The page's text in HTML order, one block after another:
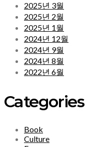
2025년 3월
2025년 2월
2025년 1월
2024년 12월
2024년 9월
2024년 8월
2022년 6월
Categories
Book
Culture